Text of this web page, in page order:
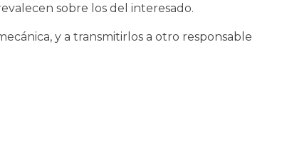
sobre los del interesado.
y a transmitirlos a otro responsable